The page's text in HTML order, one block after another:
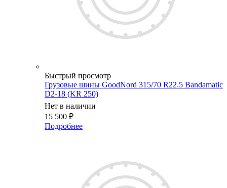
Быстрый просмотр
Грузовые шины GoodNord 315/70 R22.5 Bandamatic
D2-18 (KR 250)
Нет в наличии
15 500 ₽
Подробнее